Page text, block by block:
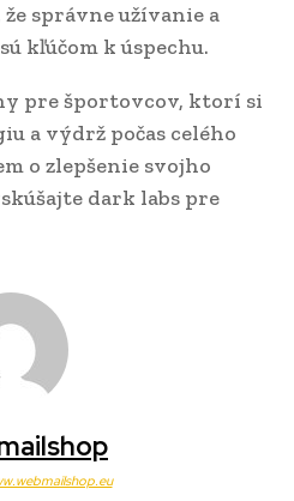
správne užívanie a
kľúčom k úspechu.
pre športovcov, ktorí si
a výdrž počas celého
o zlepšenie svojho
dark labs pre